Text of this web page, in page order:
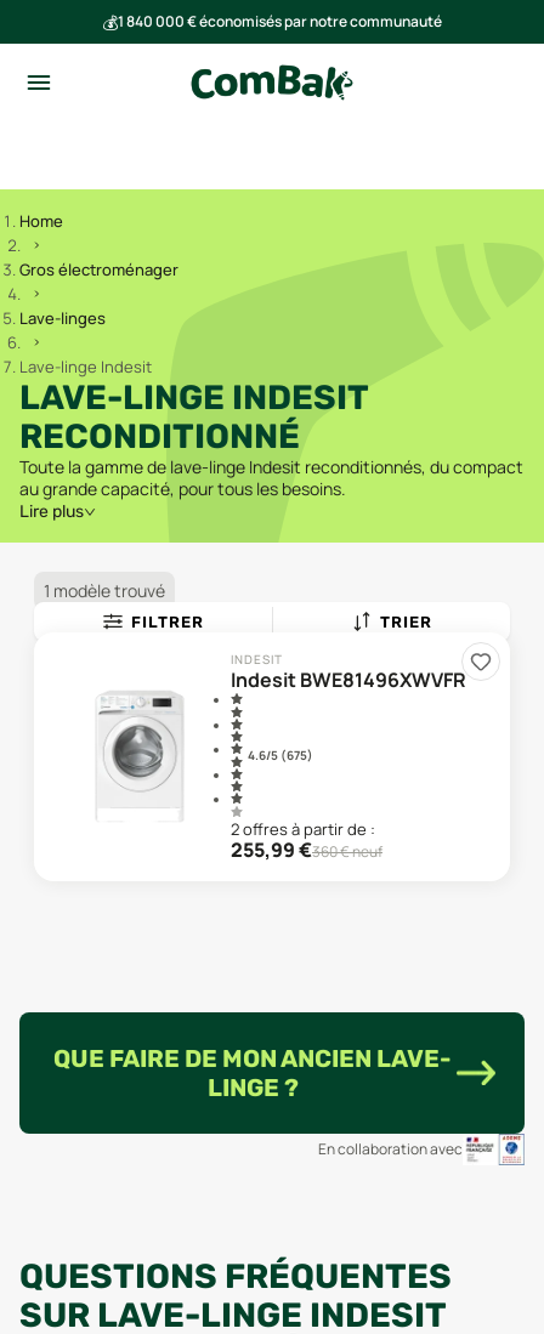
💰1 840 000 € économisés par notre communauté
Home
Gros électroménager
Lave-linges
Lave-linge Indesit
LAVE-LINGE INDESIT
RECONDITIONNÉ
Toute la gamme de lave-linge Indesit reconditionnés, du compact
au grande capacité, pour tous les besoins.
Lire plus
1 modèle trouvé
FILTRER TRIER
INDESIT
Indesit BWE81496XWVFR
4.6/5 (675)
2offresà partir de :
255,99€360€ neuf
QUE FAIRE DE MON ANCIEN LAVE-
LINGE ?
En collaboration avec
QUESTIONS FRÉQUENTES
SUR LAVE-LINGE INDESIT